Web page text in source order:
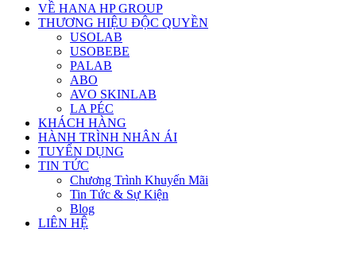
VỀ HANA HP GROUP
THƯƠNG HIỆU ĐỘC QUYỀN
USOLAB
USOBEBE
PALAB
ABO
AVO SKINLAB
LA PÉC
KHÁCH HÀNG
HÀNH TRÌNH NHÂN ÁI
TUYỂN DỤNG
TIN TỨC
Chương Trình Khuyến Mãi
Tin Tức & Sự Kiện
Blog
LIÊN HỆ